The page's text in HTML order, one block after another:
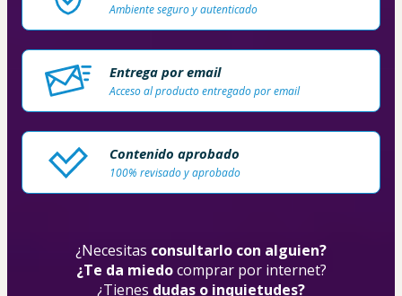
Ambiente seguro y autenticado
Entrega por email
Acceso al producto entregado por email
Contenido aprobado
100% revisado y aprobado
¿Necesitas consultarlo con alguien?
¿Te da miedo comprar por internet?
¿Tienes dudas o inquietudes?